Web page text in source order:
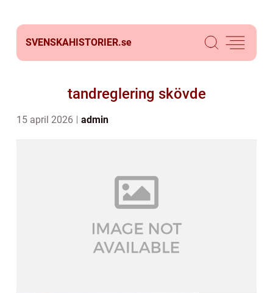
SVENSKAHISTORIER.se
tandreglering skövde
15 april 2026 admin